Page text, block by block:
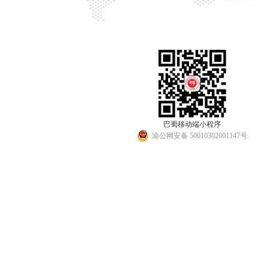
巴蜀移动端小程序
渝公网安备 50010302001147号